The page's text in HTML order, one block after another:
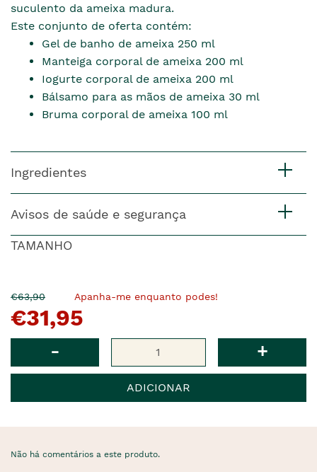
suculento da ameixa madura.
Este conjunto de oferta contém:
Gel de banho de ameixa 250 ml
Manteiga corporal de ameixa 200 ml
Iogurte corporal de ameixa 200 ml
Bálsamo para as mãos de ameixa 30 ml
Bruma corporal de ameixa 100 ml
Ingredientes
Avisos de saúde e segurança
TAMANHO
O
pre�o
anterior
€63,90Agora
�
€31,95
Apanha-me enquanto podes!
- +
ADICIONAR
Não há comentários a este produto.